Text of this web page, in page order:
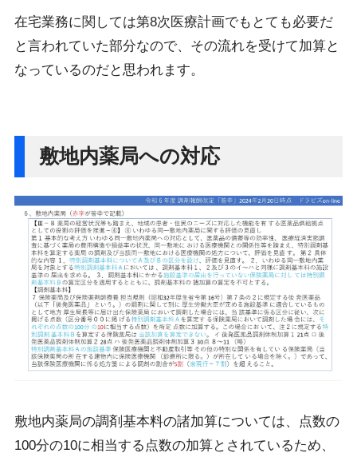
在宅業務に関しては第8次医療計画でもとても必要だ
と言われていた部分なので、その流れを受けて加算と
なっているのだと思われます。
敷地内薬局への対応
敷地内薬局の調剤基本料の諸加算については、点数の
100分の10に相当する点数の加算とされているため、